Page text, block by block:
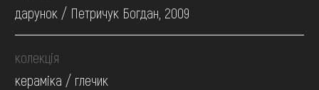
дарунок / Петричук Богдан, 2009
колекція
кераміка / глечик